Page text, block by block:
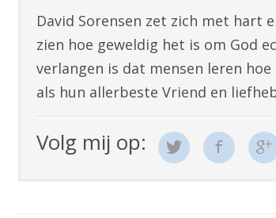
David Sorensen zet zich met hart
zien hoe geweldig het is om God
verlangen is dat mensen leren
als hun allerbeste Vriend en
Volg mij op: